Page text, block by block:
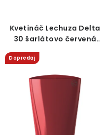
TEDE
SUBSTRÁTY A HNOJIVÁ
PRÍSLUŠENSTVO
KVETINÁČE
d
u
e
r
o
Kvetináč Lechuza Delta
30 šarlátovo červená
vysoký lesk
Dopredaj